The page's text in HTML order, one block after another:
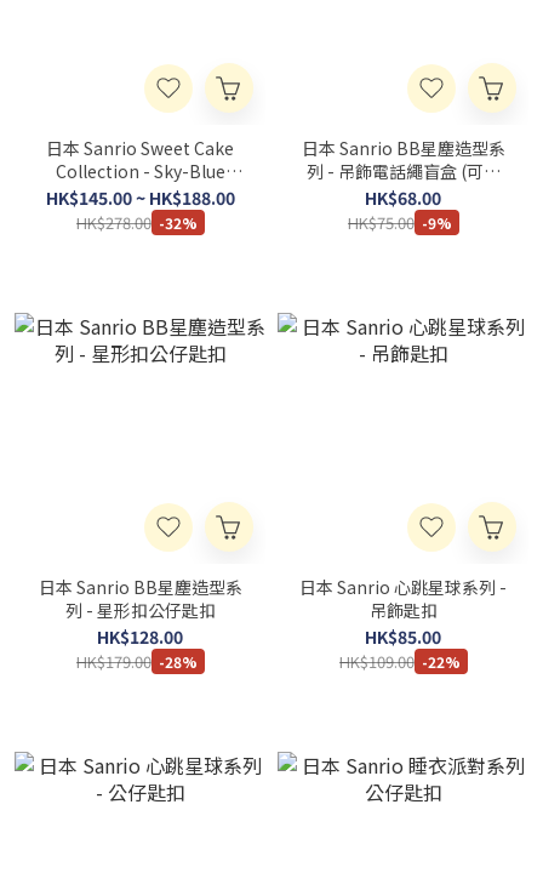
日本 Sanrio Sweet Cake
Collection - Sky-Blue
Cherry Cake 公仔/ 公仔匙
扣/ 公仔連環保袋匙扣
HK$145.00 ~ HK$188.00
HK$278.00 -32%
日本 Sanrio BB星塵造型系
列 - 吊飾電話繩盲盒 (可揀
款)
HK$68.00
HK$75.00 -9%
日本 Sanrio BB星塵造型系
列 - 星形扣公仔匙扣
HK$128.00
HK$179.00 -28%
日本 Sanrio 心跳星球系列 -
吊飾匙扣
HK$85.00
HK$109.00 -22%